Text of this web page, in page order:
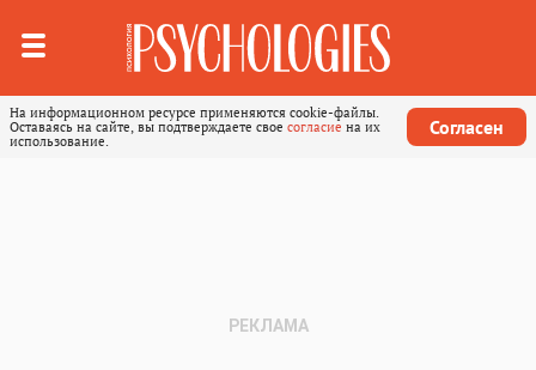
На информационном ресурсе применяются cookie-файлы.
Оставаясь на сайте, вы подтверждаете свое согласие на их
использование.
Согласен